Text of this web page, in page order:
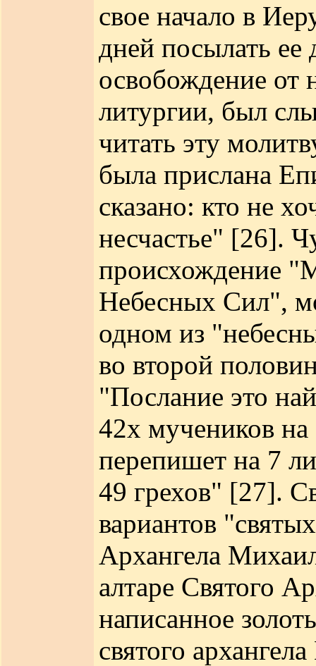
свое начало в
дней посылать
освобождение от
литургии, был
читать эту
была прислана
сказано: кто не
несчастье" [26].
происхождение
Небесных Сил",
одном из
во второй
"Послание это
42х мучеников
перепишет на 7
49 грехов" [27].
вариантов
Архангела
алтаре Святого
написанное
святого